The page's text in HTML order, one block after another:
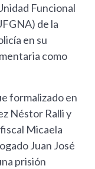
Funcional
de la
en su
como
formalizado en
Néstor Ralli y
Micaela
Juan José
prisión